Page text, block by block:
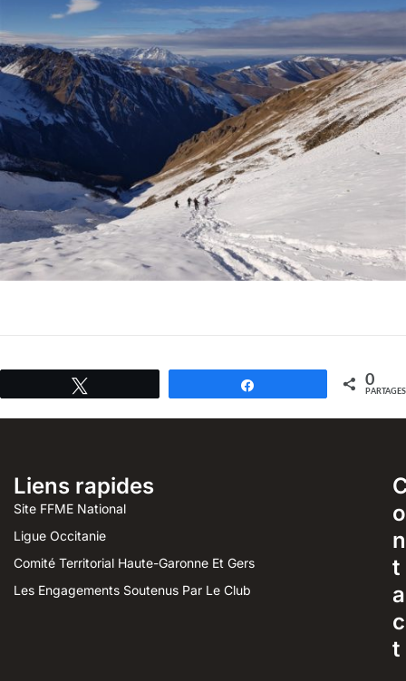
0
PARTAGES
Liens rapides
Site FFME National
Ligue Occitanie
Comité Territorial Haute-Garonne Et Gers
Les Engagements Soutenus Par Le Club
o
n
t
a
c
t